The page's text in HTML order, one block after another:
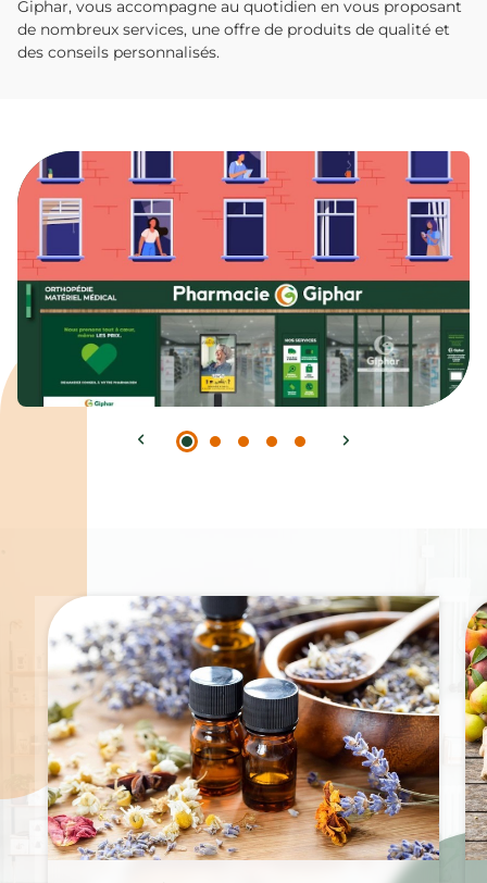
Giphar, vous accompagne au quotidien en vous proposant
de nombreux services, une offre de produits de qualité et
des conseils personnalisés.